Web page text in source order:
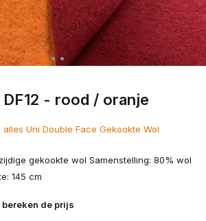
- rood / oranje
alles Uni Double Face Gekookte Wol
gekookte wol Samenstelling: 80% wol
145 cm
de prijs